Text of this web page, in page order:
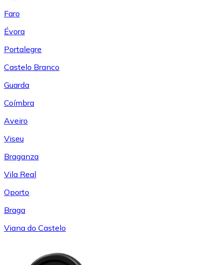
Faro
Évora
Portalegre
Castelo Branco
Guarda
Coímbra
Aveiro
Viseu
Braganza
Vila Real
Oporto
Braga
Viana do Castelo